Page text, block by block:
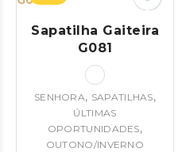
Sapatilha Gaiteira
G081
SENHORA, SAPATILHAS,
ÚLTIMAS
OPORTUNIDADES,
OUTONO/INVERNO